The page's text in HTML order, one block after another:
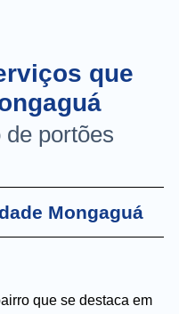
que
portões
Mongaguá
que se destaca em